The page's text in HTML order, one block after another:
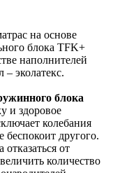
на основе
блока TFK+
наполнителей
– эколатекс.
блока
и здоровое
колебания
другого.
от
количество